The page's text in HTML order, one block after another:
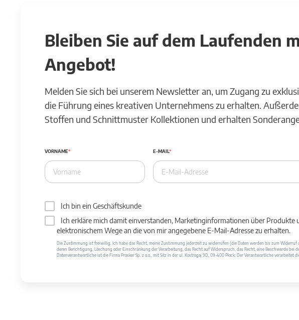
Bleiben Sie auf dem Laufenden
Angebot!
Melden Sie sich bei unserem Newsletter an, um Zugang zu
die Führung eines kreativen Unternehmens zu erhalten.
Stoffen und Schnittmuster Kollektionen und erhalten
VORNAME E-MAIL
Ich bin ein Geschäftskunde
Ich erkläre mich damit einverstanden, Marketinginformationen über Produkte
elektronischem Wege an die von mir angegebene E-Mail-Adresse zu erhalten.
Die Zustimmung ist freiwillig. Ich habe das Recht, meine Zustimmung jederzeit zu widerrufen (die Daten werden bis zum Widerruf
deren Berichtigung, Löschung oder Einschränkung der Verarbeitung, das Recht auf Widerspruch, das Recht, eine Beschwerde bei
Datenverantwortliche ist die Firma Prosker Sp. z o.o., mit Sitz in der ul. Kostrogaj 9D, 09-400 Płock. Der Verantwortliche verarbeitet